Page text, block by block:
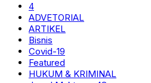
4
ADVETORIAL
ARTIKEL
Bisnis
Covid-19
Featured
HUKUM & KRIMINAL